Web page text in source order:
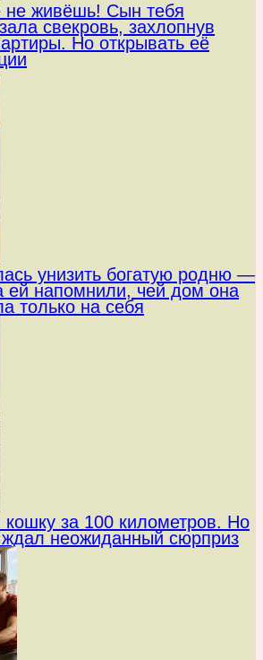
не живёшь! Сын тебя
свекровь, захлопнув
Но открывать её
унизить богатую родню —
ей напомнили, чей дом она
только на себя
кошку за 100 километров. Но
ждал неожиданный сюрприз